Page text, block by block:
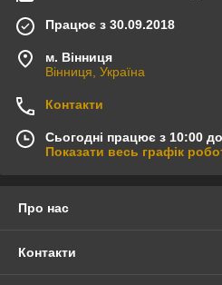
Працює з 30.09.2018
м. Вінниця
Вінниця, Україна
Контакти
Сьогодні працює з 10:00
Показати весь графік
Про нас
Контакти